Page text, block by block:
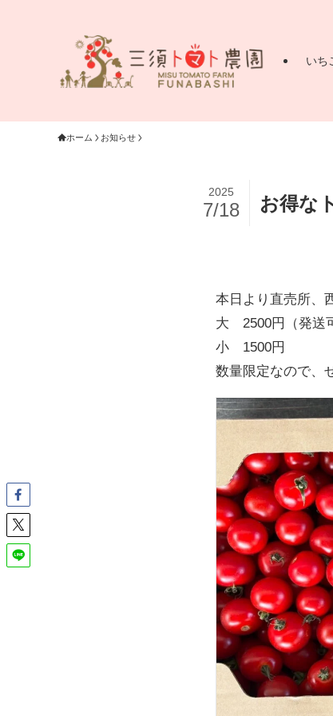
いち
ホーム お知らせ
お得な
2025
7/18
本日より直売所、
大 2500円（発送
小 1500円
数量限定なので、